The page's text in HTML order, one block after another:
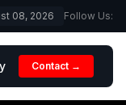
08, 2026 Follow Us:
Contact →